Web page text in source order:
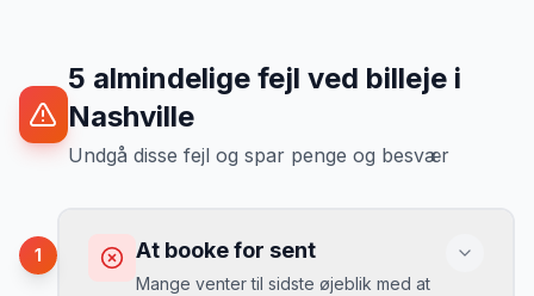
5 almindelige fejl ved billeje i
Nashville
Undgå disse fejl og spar penge og besvær
1 At booke for sent
Mange venter til sidste øjeblik med at